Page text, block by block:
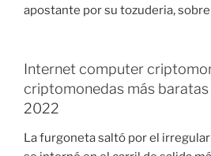
apostante por su tozuderia,
Internet computer
criptomonedas más
2022
La furgoneta saltó por el